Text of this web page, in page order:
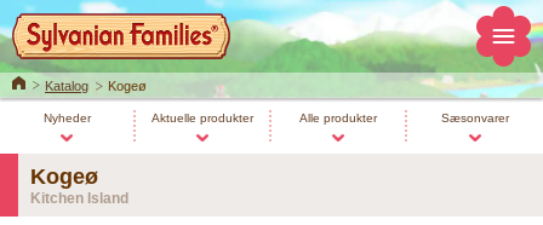
HomeKatalog Kogeø
Nyheder Aktuelle produkter Alle produkter Sæsonvarer
Kogeø
Kitchen Island